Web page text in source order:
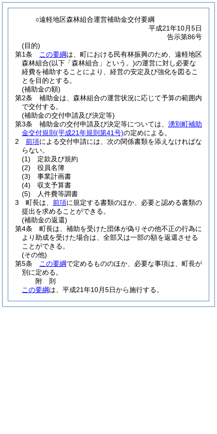
○遠軽地区森林組合運営補助金交付要綱
平成21年10月5日
告示第86号
(目的)
第1条
この要綱は、町における民有林振興のため、遠軽地区
森林組合(以下「森林組合」という。)の運営に対し必要な
経費を補助することにより、経営の安定及び強化を図るこ
とを目的とする。
(補助金の額)
第2条
補助金は、森林組合の運営状況に応じて予算の範囲内
で交付する。
(補助金の交付申請及び決定等)
第3条
補助金の交付申請及び決定等については、 湧別町補助
金交付規則 (平成21年規則第41号)の定めによる。
2
前項による交付申請には、次の関係書類を添えなければな
らない。
(1)
定款及び規約
(2)
役員名簿
(3)
事業計画書
(4)
収支予算書
(5)
人件費等調書
3
町長は、 前項に規定する書類のほか、必要と認める書類の
提出を求めることができる。
(補助金の返還)
第4条
町長は、補助を受けた団体が偽りその他不正の行為に
より助成を受けた場合は、全部又は一部の額を返還させる
ことができる。
(その他)
第5条
この要綱で定めるもののほか、必要な事項は、町長が
別に定める。
附 則
この要綱は、平成21年10月5日から施行する。